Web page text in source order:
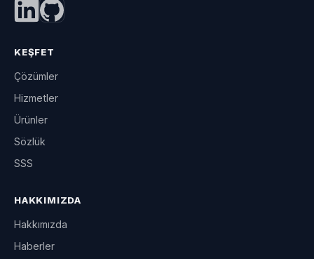
KEŞFET
Çözümler
Hizmetler
Ürünler
Sözlük
SSS
HAKKIMIZDA
Hakkımızda
Haberler